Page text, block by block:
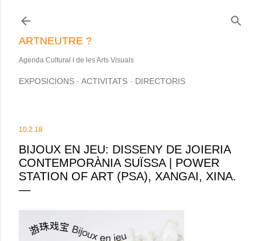
ARTNEUTRE ?
Agenda Cultural i de les Arts Visuals
EXPOSICIONS ACTIVITATS DIRECTORIS
10.2.18
BIJOUX EN JEU: DISSENY DE JOIERIA
CONTEMPORÀNIA SUÏSSA | POWER
STATION OF ART (PSA), XANGAI, XINA.